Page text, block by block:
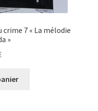
crime 7 « La mélodie
»